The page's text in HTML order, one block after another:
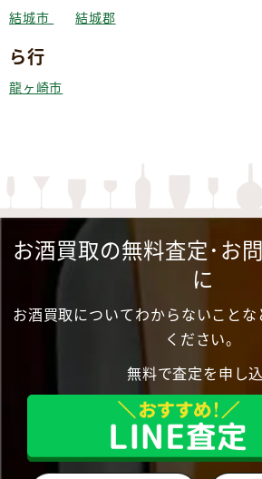
結城市 結城郡
ら行
龍ヶ崎市
お酒買取の無料査定･お
に
お酒買取についてわからないこと
ください。
無料で査定を申し